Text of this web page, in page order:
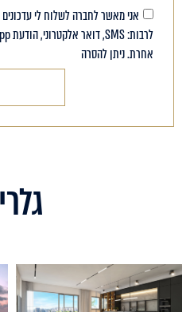
אני מאשר לחברה לשלוח לי עדכונים
אחרת. ניתן להסרה